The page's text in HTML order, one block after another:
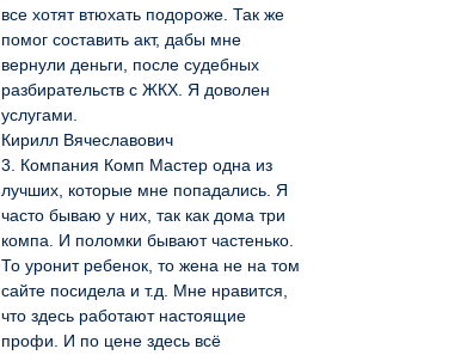
все хотят втюхать подороже. Так же
помог составить акт, дабы мне
вернули деньги, после судебных
разбирательств с ЖКХ. Я доволен
услугами.
Кирилл Вячеславович
3. Компания Комп Мастер одна из
лучших, которые мне попадались. Я
часто бываю у них, так как дома три
компа. И поломки бывают частенько.
То уронит ребенок, то жена не на том
сайте посидела и т.д. Мне нравится,
что здесь работают настоящие
профи. И по цене здесь всё